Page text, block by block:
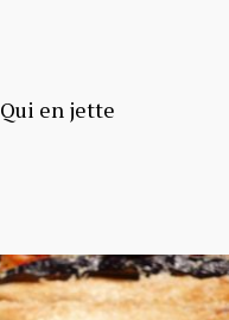
Qui en jette